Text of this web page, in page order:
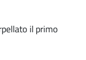
il primo